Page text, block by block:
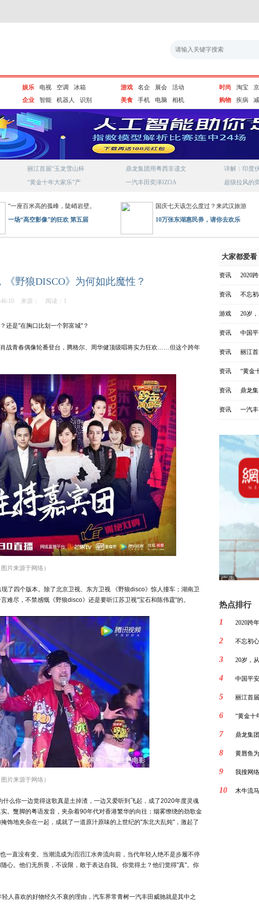
娱乐 电视 空调
冰箱
企业
智能 机器人 识别
游戏 名企 展会
活动
美食
手机 电脑 相机
时尚 淘宝
购物
疾病
丽江首届“玉龙雪山杯
“黄金十年大家乐”产
鼎龙集团用粤西非遗文
一汽丰田奕泽IZOA
详解：印度
超级拉风的
“一座百米高的孤峰，陡峭岩壁。
一场“高空影像”的狂欢 第五届
国庆七天该怎么度过？来武汉旅游
10万张东湖惠民券，请你去欢乐
野狼DISCO》为何如此魔性？
来源： 阅读：1
还是"在胸口比划一个郭富城"？
战青春偶像轮番登台，腾格尔、周华健顶级唱将实力狂欢……但这个跨年
片来源于网络）
四个版本。除了北京卫视、东方卫视 《野狼disco》惊人撞车；湖南卫
难尽，不禁感慨《野狼disco》还是要听江苏卫视"宝石和陈伟霆"的。
片来源于网络）
么你一边觉得这歌真是土掉渣，一边又爱听到飞起，成了2020年度灵魂
。蹩脚的粤语发音，夹杂着90年代对香港繁华的向往；烟雾缭绕的劲歌金
饰地夹杂在一起，成就了一道原汁原味的上世纪的"东北大乱炖"，激起了
一直没有变。当潮流成为滔滔江水奔流向前，当代年轻人绝不是步履不停
心。他们无所畏，不设限，敢于表达自我。你觉得土？他们觉得"真"。你
人喜欢的好物经久不衰的理由，汽车界常青树一汽丰田威驰就是其中之
大家都爱看
资讯 2020
资讯 不忘
游戏 20岁
资讯 中国
资讯 丽江
资讯 “黄金
资讯 鼎龙
资讯 一汽
热点排行
1
2020跨
2 不忘初
3 20岁，
4 中国平
5 丽江首
6 “黄金十
7 鼎龙集
8 黄唇鱼
9 我搜网
10 木牛流